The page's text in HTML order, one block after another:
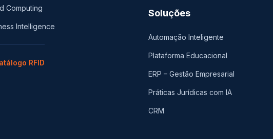
Computing
Intelligence
RFID
Soluções
Automação Inteligente
Plataforma Educacional
ERP – Gestão Empresarial
Práticas Jurídicas com IA
CRM